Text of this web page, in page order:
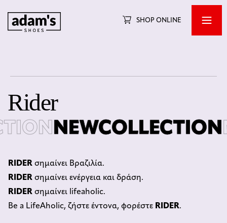
SHOP ONLINE
Rider
NEWCOLLECTION
RIDER σημαίνει Βραζιλία.
RIDER σημαίνει ενέργεια και δράση.
RIDER σημαίνει lifeaholic.
Βe a LifeAholic, ζήστε έντονα, φορέστε RIDER.